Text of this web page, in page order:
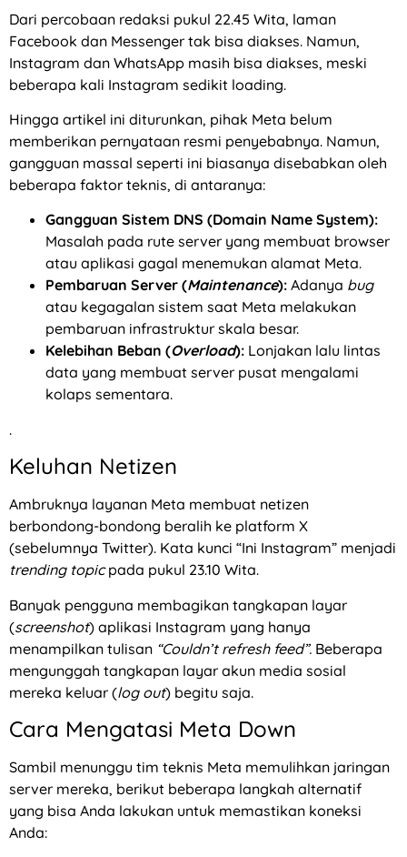
Dari percobaan redaksi pukul 22.45 Wita, laman
Facebook dan Messenger tak bisa diakses. Namun,
Instagram dan WhatsApp masih bisa diakses, meski
beberapa kali Instagram sedikit loading.
Hingga artikel ini diturunkan, pihak Meta belum
memberikan pernyataan resmi penyebabnya. Namun,
gangguan massal seperti ini biasanya disebabkan oleh
beberapa faktor teknis, di antaranya:
Gangguan Sistem DNS (Domain Name System):
Masalah pada rute server yang membuat browser
atau aplikasi gagal menemukan alamat Meta.
Pembaruan Server (Maintenance): Adanya bug
atau kegagalan sistem saat Meta melakukan
pembaruan infrastruktur skala besar.
Kelebihan Beban (Overload): Lonjakan lalu lintas
data yang membuat server pusat mengalami
kolaps sementara.
.
Keluhan Netizen
Ambruknya layanan Meta membuat netizen
berbondong-bondong beralih ke platform X
(sebelumnya Twitter). Kata kunci “Ini Instagram” menjadi
trending topicpada pukul 23.10 Wita.
Banyak pengguna membagikan tangkapan layar
(screenshot) aplikasi Instagram yang hanya
menampilkan tulisan “Couldn’t refresh feed”. Beberapa
mengunggah tangkapan layar akun media sosial
mereka keluar (log out) begitu saja.
Cara Mengatasi Meta Down
Sambil menunggu tim teknis Meta memulihkan jaringan
server mereka, berikut beberapa langkah alternatif
yang bisa Anda lakukan untuk memastikan koneksi
Anda: